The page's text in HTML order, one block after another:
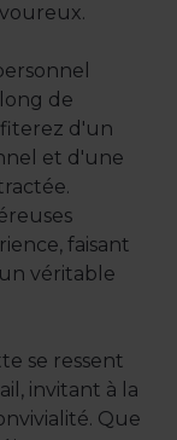
de
d'un
et d'une
faisant
véritable
se ressent
invitant à la
Que